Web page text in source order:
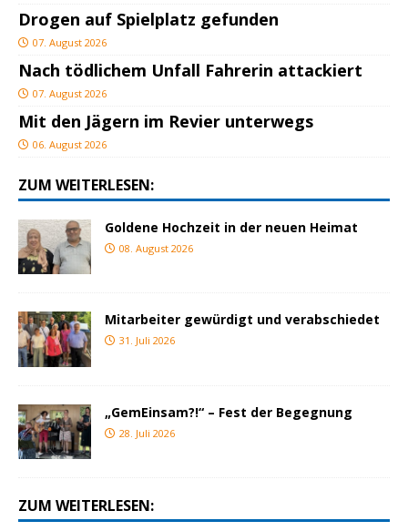
Drogen auf Spielplatz gefunden
07. August 2026
Nach tödlichem Unfall Fahrerin attackiert
07. August 2026
Mit den Jägern im Revier unterwegs
06. August 2026
ZUM WEITERLESEN:
Goldene Hochzeit in der neuen Heimat
08. August 2026
Mitarbeiter gewürdigt und verabschiedet
31. Juli 2026
„GemEinsam?!“ – Fest der Begegnung
28. Juli 2026
ZUM WEITERLESEN: